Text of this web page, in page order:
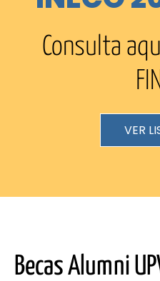
Consulta aquí
VER
Becas Alumni